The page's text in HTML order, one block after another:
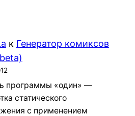
к Генератор комиксов
программы «один» —
статического
с применением